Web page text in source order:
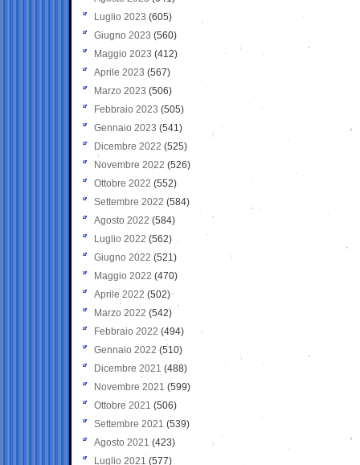
Luglio 2023 (605)
Giugno 2023 (560)
Maggio 2023 (412)
Aprile 2023 (567)
Marzo 2023 (506)
Febbraio 2023 (505)
Gennaio 2023 (541)
Dicembre 2022 (525)
Novembre 2022 (526)
Ottobre 2022 (552)
Settembre 2022 (584)
Agosto 2022 (584)
Luglio 2022 (562)
Giugno 2022 (521)
Maggio 2022 (470)
Aprile 2022 (502)
Marzo 2022 (542)
Febbraio 2022 (494)
Gennaio 2022 (510)
Dicembre 2021 (488)
Novembre 2021 (599)
Ottobre 2021 (506)
Settembre 2021 (539)
Agosto 2021 (423)
Luglio 2021 (577)